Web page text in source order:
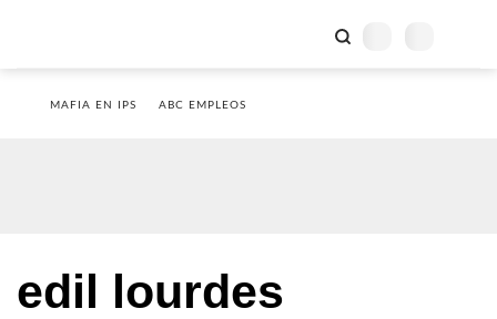
MAFIA EN IPS ABC EMPLEOS
edil lourdes